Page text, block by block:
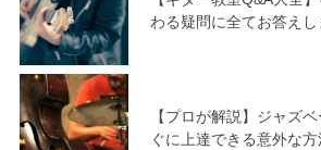
わる疑問に全てお答えし
【プロが解説】ジャズ
ぐに上達できる意外な方